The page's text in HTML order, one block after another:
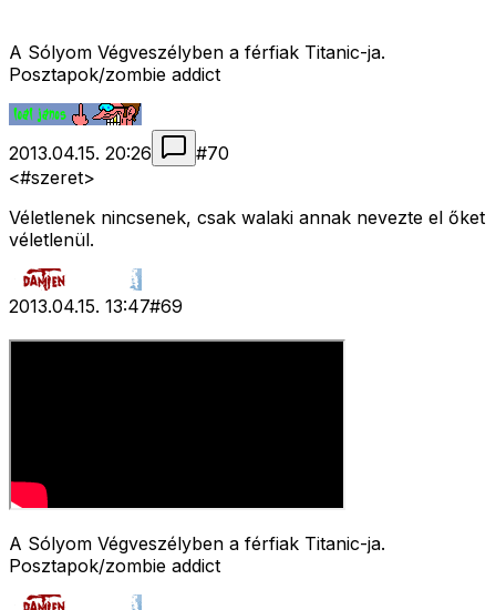
A Sólyom Végveszélyben a férfiak Titanic-ja.
Posztapok/zombie addict
2013.04.15. 20:26 #70
<#szeret>
Véletlenek nincsenek, csak walaki annak nevezte el őket
véletlenül.
2013.04.15. 13:47#69
A Sólyom Végveszélyben a férfiak Titanic-ja.
Posztapok/zombie addict